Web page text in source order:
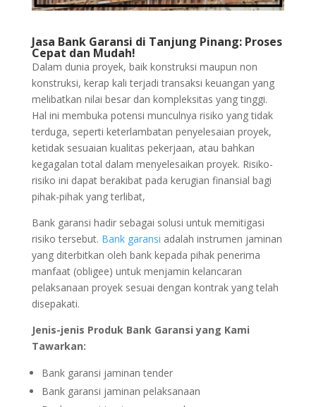
Jasa Bank Garansi di Tanjung Pinang: Proses
Cepat dan Mudah!
Dalam dunia proyek, baik konstruksi maupun non
konstruksi, kerap kali terjadi transaksi keuangan yang
melibatkan nilai besar dan kompleksitas yang tinggi.
Hal ini membuka potensi munculnya risiko yang tidak
terduga, seperti keterlambatan penyelesaian proyek,
ketidak sesuaian kualitas pekerjaan, atau bahkan
kegagalan total dalam menyelesaikan proyek. Risiko-
risiko ini dapat berakibat pada kerugian finansial bagi
pihak-pihak yang terlibat,
Bank garansi hadir sebagai solusi untuk memitigasi
risiko tersebut. Bank garansi adalah instrumen jaminan
yang diterbitkan oleh bank kepada pihak penerima
manfaat (obligee) untuk menjamin kelancaran
pelaksanaan proyek sesuai dengan kontrak yang telah
disepakati.
Jenis-jenis Produk Bank Garansi yang Kami
Tawarkan:
Bank garansi jaminan tender
Bank garansi jaminan pelaksanaan